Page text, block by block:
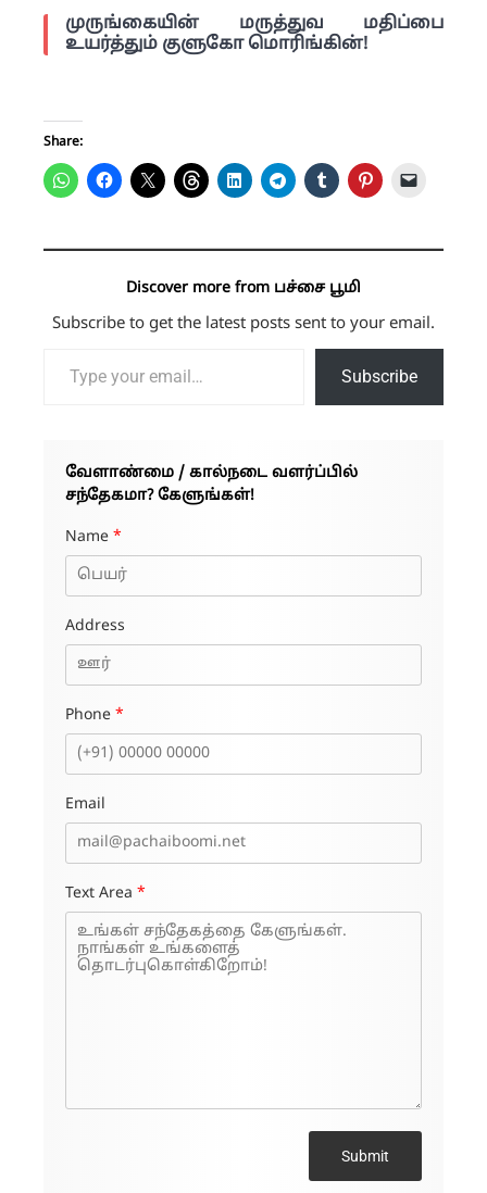
முருங்கையின் மருத்துவ மதிப்பை
உயர்த்தும் குளுகோ மொரிங்கின்!
Share:
Discover more from பச்சை பூமி
Subscribe to get the latest posts sent to your email.
Subscribe
வேளாண்மை / கால்நடை வளர்ப்பில்
சந்தேகமா? கேளுங்கள்!
Name *
Address
Phone *
Email
Text Area *
Submit